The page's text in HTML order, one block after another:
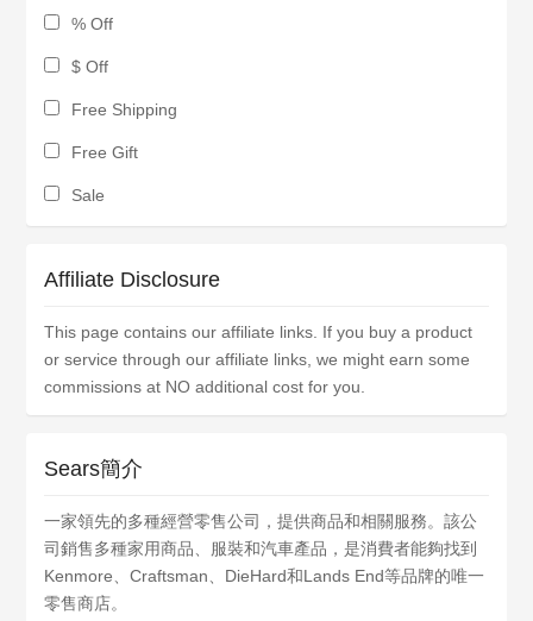
% Off
$ Off
Free Shipping
Free Gift
Sale
Affiliate Disclosure
This page contains our affiliate links. If you buy a product
or service through our affiliate links, we might earn some
commissions at NO additional cost for you.
Sears簡介
一家領先的多種經營零售公司，提供商品和相關服務。該公
司銷售多種家用商品、服裝和汽車產品，是消費者能夠找到
Kenmore、Craftsman、DieHard和Lands End等品牌的唯一
零售商店。